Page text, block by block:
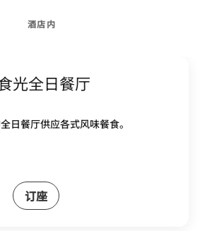
酒店内
光全日餐厅
日餐厅供应各式风味餐食。
订座